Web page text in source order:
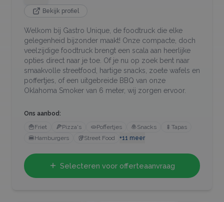
Bekijk profiel
Welkom bij Gastro Unique, de foodtruck die elke
gelegenheid bijzonder maakt! Onze compacte, doch
veelzijdige foodtruck brengt een scala aan heerlijke
opties direct naar je toe. Of je nu op zoek bent naar
smaakvolle streetfood, hartige snacks, zoete wafels en
poffertjes, of een uitgebreide BBQ van onze
Oklahoma Smoker van 6 meter, wij zorgen ervoor.
Ons aanbod:
🍟Friet 🍕Pizza's 🫓Poffertjes 🧆Snacks 🍢 Tapas
🍔Hamburgers 🥡Street Food +11 meer
Selecteren voor offerteaanvraag